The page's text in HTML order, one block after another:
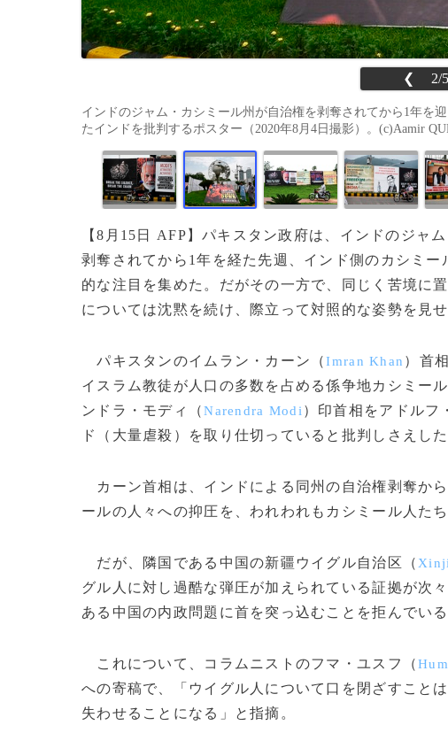
❮ 2/5
インドのジャム・カシミール州が自治権を剥奪されてから1年を
たインドを批判するポスター（2020年8月4日撮影）。(c)Aamir
【8月15日 AFP】パキスタン政府は、インドのジャ
剥奪されてから1年を経た先週、インド側のカシミ
的な注目を集めた。だがその一方で、同じく苦境に
については沈黙を続け、際立って対照的な姿勢を見せ
パキスタンのイムラン・カーン（Imran Khan ）首
イスラム教徒が人口の多数を占める係争地カシミー
ンドラ・モディ（Narendra Modi ）印首相をアドルフ
ド（大量虐殺）を取り仕切っていると批判しさえした
カーン首相は、インドによる同州の自治権剥奪か
ールの人々への抑圧を、われわれもカシミール人た
だが、隣国である中国の新疆ウイグル自治区（
グル人に対し過酷な弾圧が加えられている証拠が次
ある中国の内政問題に首を突っ込むことを拒んでいる
これについて、コラムニストのフマ・ユスフ（
への寄稿で、「ウイグル人について口を閉ざすこと
失わせることになる」と指摘。